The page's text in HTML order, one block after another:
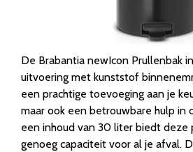
De Brabantia newIcon Prullenbak
uitvoering met kunststof
een prachtige toevoeging aan je
maar ook een betrouwbare hulp in
een inhoud van 30 liter biedt deze
genoeg capaciteit voor al je afval.